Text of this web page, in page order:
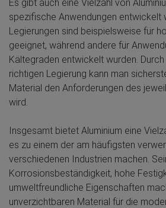
Es gibt auch eine Vielzahl von
spezifische Anwendungen entwickelt
Legierungen sind beispielsweise für
geeignet, während andere für
Kältegraden entwickelt wurden.
richtigen Legierung kann man
Material den Anforderungen des
wird.
Insgesamt bietet Aluminium eine
es zu einem der am häufigsten
verschiedenen Industrien machen.
Korrosionsbeständigkeit, hohe
umweltfreundliche Eigenschaften
unverzichtbaren Material für die